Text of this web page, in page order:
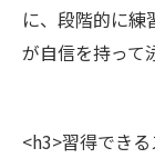
に、段階的に
が自信を持って
<h3>習得でき